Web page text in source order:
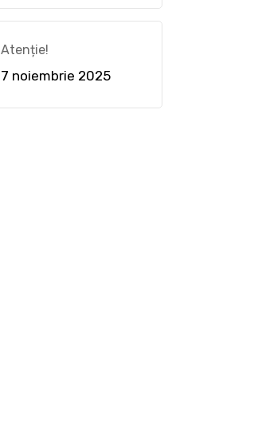
Atenție!
7 noiembrie 2025